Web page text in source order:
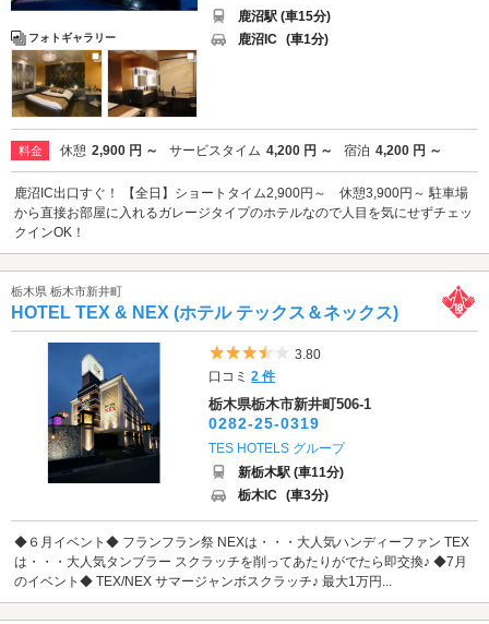
フォトギャラリー
鹿沼駅 (車15分)
鹿沼IC (車1分)
料金 休憩 2,900 円 ～ サービスタイム 4,200 円 ～ 宿泊 4,200 円 ～
鹿沼IC出口すぐ！ 【全日】ショートタイム2,900円～ 休憩3,900円～ 駐車場
から直接お部屋に入れるガレージタイプのホテルなので人目を気にせずチェッ
クインOK！
栃木県 栃木市新井町
HOTEL TEX & NEX (ホテル テックス＆ネックス)
5つ星のうち3.5
3.80
口コミ2 件
栃木県栃木市新井町506-1
0282-25-0319
TES HOTELS グループ
新栃木駅 (車11分)
栃木IC (車3分)
◆６月イベント◆ フランフラン祭 NEXは・・・大人気ハンディーファン TEX
は・・・大人気タンブラー スクラッチを削ってあたりがでたら即交換♪ ◆7月
のイベント◆ TEX/NEX サマージャンボスクラッチ♪ 最大1万円...